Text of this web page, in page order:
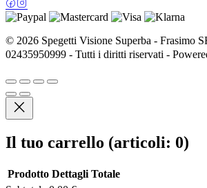
© 2026 Spegetti Visione Superba - Frasimo
02435950999 - Tutti i diritti riservati -
Il tuo carrello (articoli: 0)
Prodotto Dettagli Totale